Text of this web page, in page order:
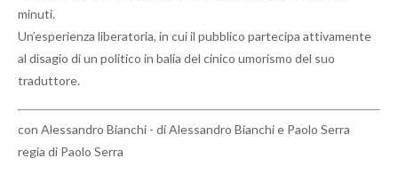
minuti.
Un’esperienza liberatoria, in cui il pubblico partecipa attivamente
al disagio di un politico in balia del cinico umorismo del suo
traduttore.
con Alessandro Bianchi - di Alessandro Bianchi e Paolo Serra
regia di Paolo Serra